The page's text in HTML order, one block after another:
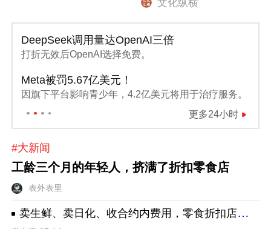
文化纵横
DeepSeek调用量达OpenAI三倍
打折无效后OpenAI选择免费。
Meta被罚5.67亿美元！
因旗下平台影响青少年，4.2亿美元将用于治疗服务。
更多24小时
#大新闻
工龄三个月的年轻人，挤满了折扣零食店
表外表里
卖生鲜、卖日化、收合约内费用，零食折扣店正在成为它亲手干掉的传统超市